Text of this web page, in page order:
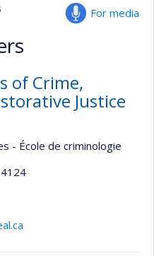
For media
of Crime,
Justice
- École de criminologie